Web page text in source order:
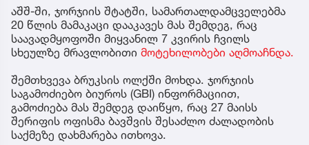
აშშ-ში, ჯორჯიის შტატში, სამართალდამცველებმა
20 წლის მამაკაცი დააკავეს მას შემდეგ, რაც
საავადმყოფოში მიყვანილ 7 კვირის ჩვილს
სხეულზე მრავლობითი მოტეხილობები აღმოაჩნდა.
შემთხვევა ბრუკსის ოლქში მოხდა. ჯორჯიის
საგამოძიებო ბიუროს (GBI) ინფორმაციით,
გამოძიება მას შემდეგ დაიწყო, რაც 27 მაისს
შერიფის ოფისმა ბავშვის შესაძლო ძალადობის
საქმეზე დახმარება ითხოვა.